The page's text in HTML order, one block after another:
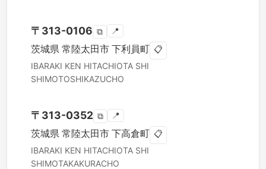
〒 313-0106 ⧉ 📍
茨城県 常陸太田市 下利員町 📋
IBARAKI KEN HITACHIOTA SHI
SHIMOTOSHIKAZUCHO
〒 313-0352 ⧉ 📍
茨城県 常陸太田市 下高倉町 📋
IBARAKI KEN HITACHIOTA SHI
SHIMOTAKAKURACHO